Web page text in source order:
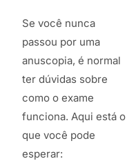
Se você nunca
passou por uma
anuscopia, é normal
ter dúvidas sobre
como o exame
funciona. Aqui está o
que você pode
esperar: